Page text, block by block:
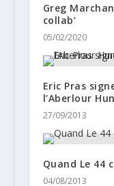
Greg
collab’
05/02/2020
Eric Pras
l’Aberlour
27/09/2013
Quand Le 44
04/08/2013